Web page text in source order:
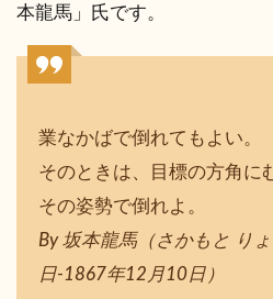
本龍馬」氏です。
業なかばで倒れてもよい。
そのときは、目標の方角に
その姿勢で倒れよ。
By 坂本龍馬（さかもと り
日-1867年12月10日）